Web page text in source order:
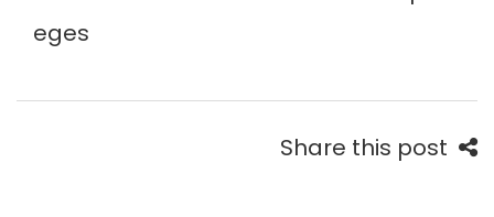
eges
Share this post